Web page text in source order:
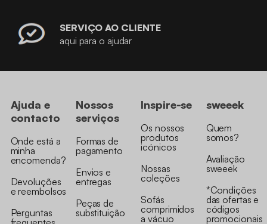
SERVIÇO AO CLIENTE
aqui para o ajudar
Ajuda e
contacto
Onde está a
minha
encomenda?
Devoluções
e reembolsos
Perguntas
Nossos
serviços
Formas de
pagamento
Envios e
entregas
Peças de
substituição
Inspire-se
Os nossos
produtos
icónicos
Nossas
coleções
Sofás
comprimidos
a vácuo
sweeek
Quem
somos?
Avaliação
sweeek
*Condições
das ofertas e
códigos
promocionais